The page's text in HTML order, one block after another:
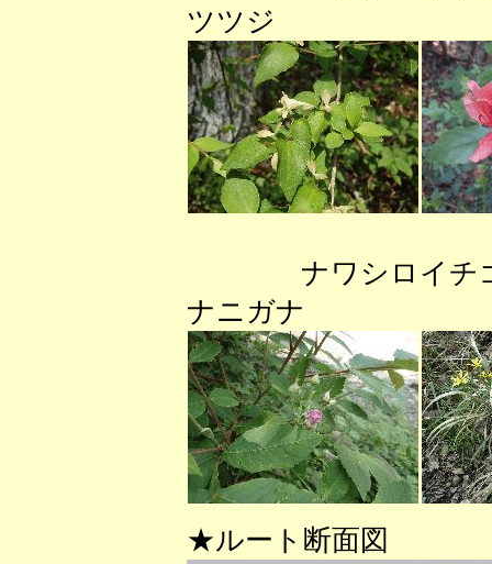
ツツ
ナワシ
ナニガナ
★ルート断面図